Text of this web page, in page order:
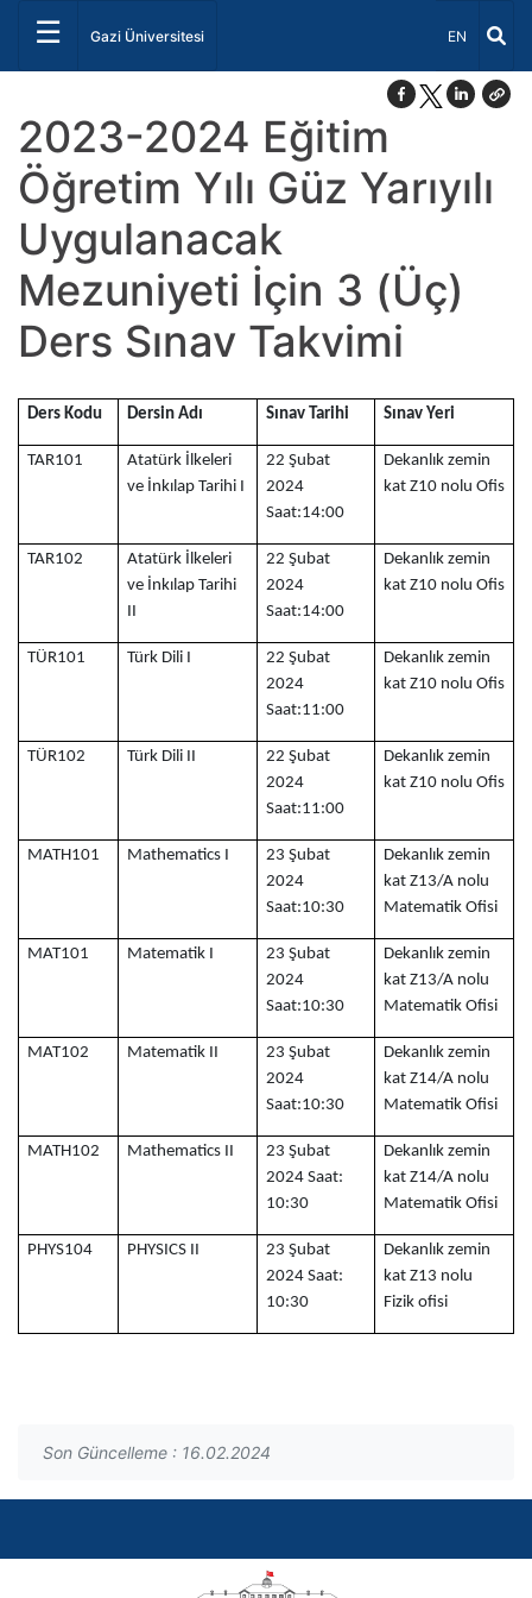
☰ Gazi Üniversitesi Dil Seçiniz
EN
2023-2024 Eğitim
Öğretim Yılı Güz Yarıyılı
Uygulanacak
Mezuniyeti İçin 3 (Üç)
Ders Sınav Takvimi
Ders Kodu Dersin Adı Sınav Tarihi Sınav Yeri
TAR101
Atatürk İlkeleri
ve İnkılap Tarihi I
22 Şubat
2024
Saat:14:00
Dekanlık zemin
kat Z10 nolu Ofis
TAR102
Atatürk İlkeleri
ve İnkılap Tarihi
II
22 Şubat
2024
Saat:14:00
Dekanlık zemin
kat Z10 nolu Ofis
TÜR101 Türk Dili I
22 Şubat
2024
Saat:11:00
Dekanlık zemin
kat Z10 nolu Ofis
TÜR102 Türk Dili II
22 Şubat
2024
Saat:11:00
Dekanlık zemin
kat Z10 nolu Ofis
MATH101 Mathematics I
23 Şubat
2024
Saat:10:30
Dekanlık zemin
kat Z13/A nolu
Matematik Ofisi
MAT101 Matematik I
23 Şubat
2024
Saat:10:30
Dekanlık zemin
kat Z13/A nolu
Matematik Ofisi
MAT102 Matematik II
23 Şubat
2024
Saat:10:30
Dekanlık zemin
kat Z14/A nolu
Matematik Ofisi
MATH102 Mathematics II
23 Şubat
2024 Saat:
10:30
Dekanlık zemin
kat Z14/A nolu
Matematik Ofisi
PHYS104 PHYSICS II
23 Şubat
2024 Saat:
10:30
Dekanlık zemin
kat Z13 nolu
Fizik ofisi
Son Güncelleme : 16.02.2024